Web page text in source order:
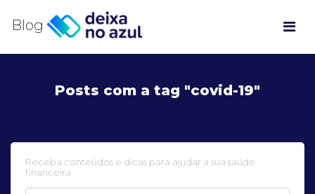
Blog
Posts com a tag "covid-19"
Receba conteúdos e dicas para ajudar a sua saúde
financeira